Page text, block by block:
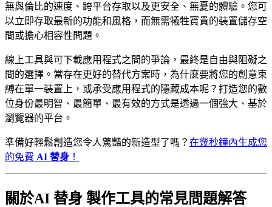
無與倫比的速度、跨平台存取以及更安全、無憂的體驗。您可
以立即存取最新的功能和風格，而無需犧牲寶貴的裝置儲存空
間或擔心相容性問題。
線上工具與可下載應用程式之間的爭論，最終是自由與阻礙之
間的選擇。當存在更好的替代方案時，為什麼要將您的創意束
縛在單一裝置上，或承受應用程式的隱藏成本呢？打造您的數
位身份最明智、最簡單、最有效的方式是透過一個強大、基於
瀏覽器的平台。
準備好輕鬆創造您令人驚豔的新造型了嗎？ 在幾秒鐘內生成您
的免費 AI 替身 ！
關於AI 替身 製作工具的常見問題解答